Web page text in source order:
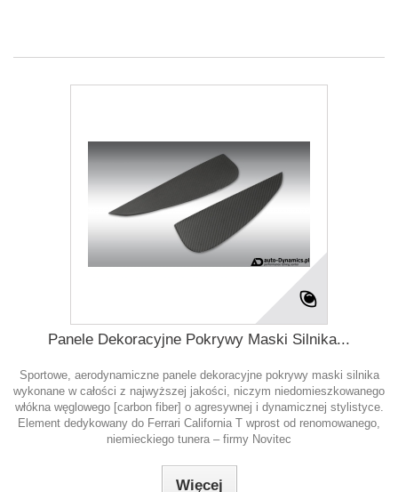
Panele Dekoracyjne Pokrywy Maski Silnika...
Sportowe, aerodynamiczne panele dekoracyjne pokrywy maski silnika
wykonane w całości z najwyższej jakości, niczym niedomieszkowanego
włókna węglowego [carbon fiber] o agresywnej i dynamicznej stylistyce.
Element dedykowany do Ferrari California T wprost od renomowanego,
niemieckiego tunera – firmy Novitec
Więcej